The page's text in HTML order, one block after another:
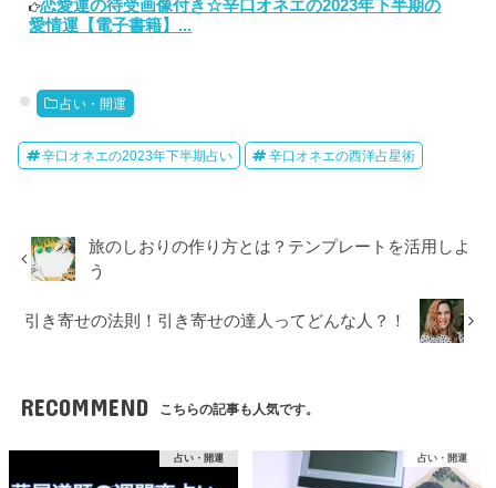
恋愛運の待受画像付き☆辛口オネエの2023年下半期の
愛情運【電子書籍】...
占い・開運
辛口オネエの2023年下半期占い 辛口オネエの西洋占星術
旅のしおりの作り方とは？テンプレートを活用しよ
う
引き寄せの法則！引き寄せの達人ってどんな人？！
RECOMMEND こちらの記事も人気です。
占い・開運 占い・開運